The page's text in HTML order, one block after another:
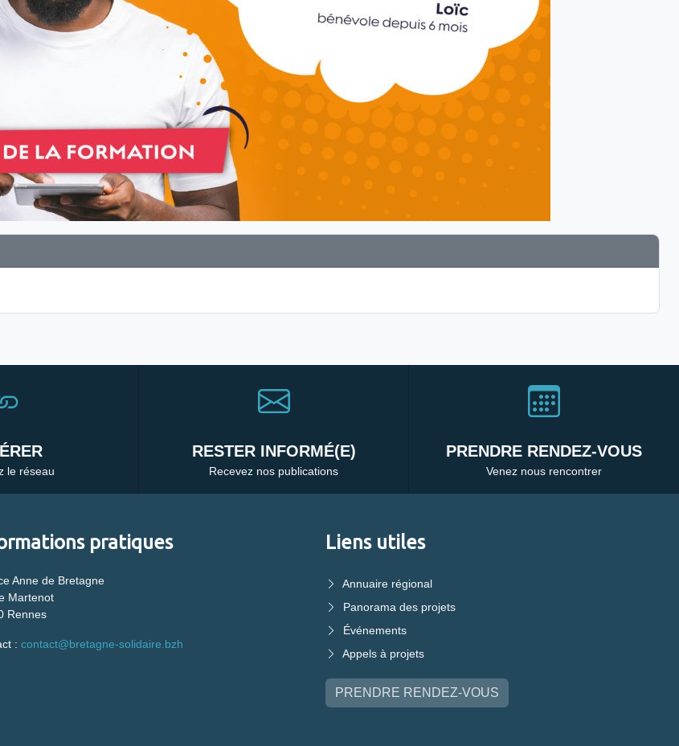
le réseau
RESTER INFORMÉ(E)
Recevez nos publications
PRENDRE RENDEZ-VOUS
Venez nous rencontrer
pratiques
Anne de Bretagne
Martenot
Rennes
: contact@bretagne-solidaire.bzh
Liens utiles
Annuaire régional
Panorama des projets
Événements
Appels à projets
PRENDRE RENDEZ-VOUS